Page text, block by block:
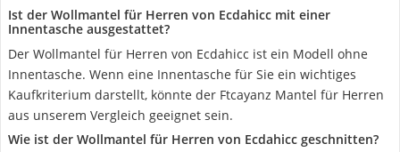
Ist der Wollmantel für Herren von Ecdahicc mit einer
Innentasche ausgestattet?
Der Wollmantel für Herren von Ecdahicc ist ein Modell ohne
Innentasche. Wenn eine Innentasche für Sie ein wichtiges
Kaufkriterium darstellt, könnte der Ftcayanz Mantel für Herren
aus unserem Vergleich geeignet sein.
Wie ist der Wollmantel für Herren von Ecdahicc geschnitten?